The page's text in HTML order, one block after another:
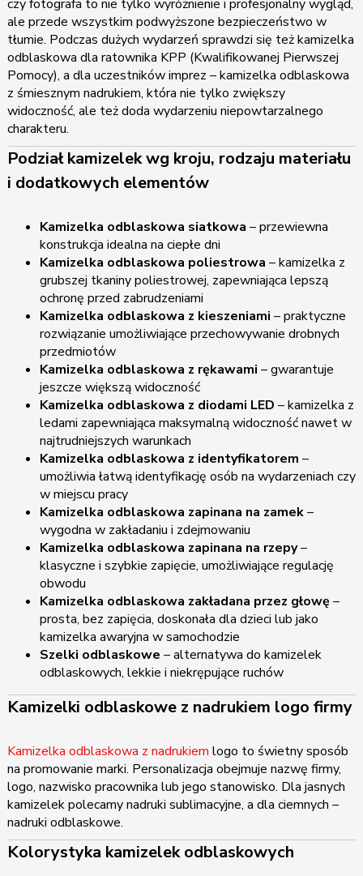
czy fotografa to nie tylko wyróżnienie i profesjonalny wygląd,
ale przede wszystkim podwyższone bezpieczeństwo w
tłumie. Podczas dużych wydarzeń sprawdzi się też kamizelka
odblaskowa dla ratownika KPP (Kwalifikowanej Pierwszej
Pomocy), a dla uczestników imprez – kamizelka odblaskowa
z śmiesznym nadrukiem, która nie tylko zwiększy
widoczność, ale też doda wydarzeniu niepowtarzalnego
charakteru.
Podział kamizelek wg kroju, rodzaju materiału
i dodatkowych elementów
Kamizelka odblaskowa siatkowa – przewiewna
konstrukcja idealna na ciepłe dni
Kamizelka odblaskowa poliestrowa – kamizelka z
grubszej tkaniny poliestrowej, zapewniająca lepszą
ochronę przed zabrudzeniami
Kamizelka odblaskowa z kieszeniami – praktyczne
rozwiązanie umożliwiające przechowywanie drobnych
przedmiotów
Kamizelka odblaskowa z rękawami – gwarantuje
jeszcze większą widoczność
Kamizelka odblaskowa z diodami LED – kamizelka z
ledami zapewniająca maksymalną widoczność nawet w
najtrudniejszych warunkach
Kamizelka odblaskowa z identyfikatorem –
umożliwia łatwą identyfikację osób na wydarzeniach czy
w miejscu pracy
Kamizelka odblaskowa zapinana na zamek–
wygodna w zakładaniu i zdejmowaniu
Kamizelka odblaskowa zapinana na rzepy–
klasyczne i szybkie zapięcie, umożliwiające regulację
obwodu
Kamizelka odblaskowa zakładana przez głowę –
prosta, bez zapięcia, doskonała dla dzieci lub jako
kamizelka awaryjna w samochodzie
Szelki odblaskowe – alternatywa do kamizelek
odblaskowych, lekkie i niekrępujące ruchów
Kamizelki odblaskowe z nadrukiem logo firmy
Kamizelka odblaskowa z nadrukiem logo to świetny sposób
na promowanie marki. Personalizacja obejmuje nazwę firmy,
logo, nazwisko pracownika lub jego stanowisko. Dla jasnych
kamizelek polecamy nadruki sublimacyjne, a dla ciemnych –
nadruki odblaskowe.
Kolorystyka kamizelek odblaskowych